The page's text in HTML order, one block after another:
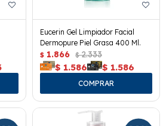
Eucerin Gel Limpiador Facial
Dermopure Piel Grasa 400 Ml.
$ 1.866 $ 2.333
$ 1.586 $ 1.586